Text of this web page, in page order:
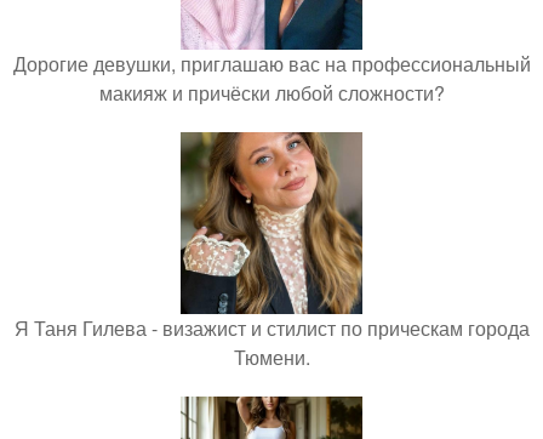
Дорогие девушки, приглашаю вас на профессиональный
макияж и причёски любой сложности?
Я Таня Гилева - визажист и стилист по прическам города
Тюмени.